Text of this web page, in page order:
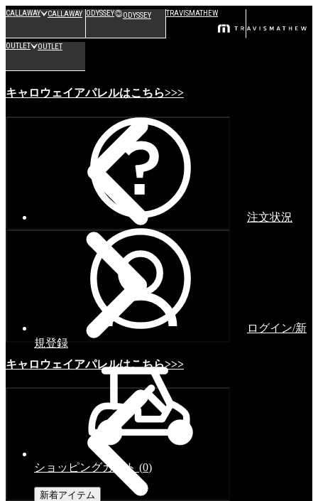
CALLAWAY CALLAWAY ODYSSEY ODYSSEY TRAVISMATHEW
OUTLET OUTLET
キャロウェイアパレルはこちら>>>
キャロウェイアパレルはこちら>>>
注文状況
ログイン/新
規登録
ショッピングカート (0)
新着アイテム